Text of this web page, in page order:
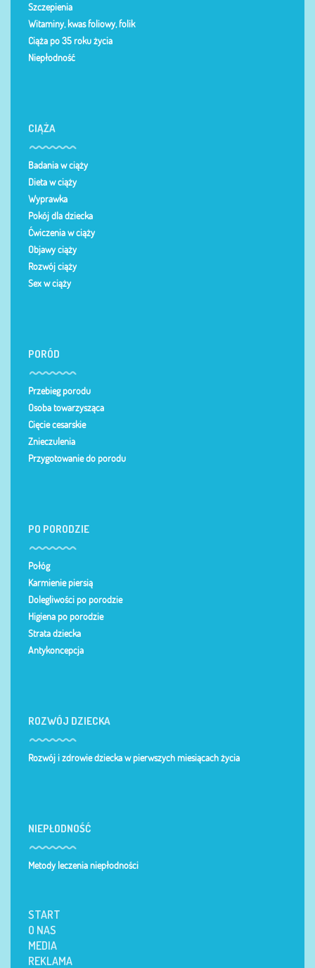
Szczepienia
Witaminy, kwas foliowy, folik
Ciąża po 35 roku życia
Niepłodność
CIĄŻA
Badania w ciąży
Dieta w ciąży
Wyprawka
Pokój dla dziecka
Ćwiczenia w ciąży
Objawy ciąży
Rozwój ciąży
Sex w ciąży
PORÓD
Przebieg porodu
Osoba towarzysząca
Cięcie cesarskie
Znieczulenia
Przygotowanie do porodu
PO PORODZIE
Połóg
Karmienie piersią
Dolegliwości po porodzie
Higiena po porodzie
Strata dziecka
Antykoncepcja
ROZWÓJ DZIECKA
Rozwój i zdrowie dziecka w pierwszych miesiącach życia
NIEPŁODNOŚĆ
Metody leczenia niepłodności
START
O NAS
MEDIA
REKLAMA